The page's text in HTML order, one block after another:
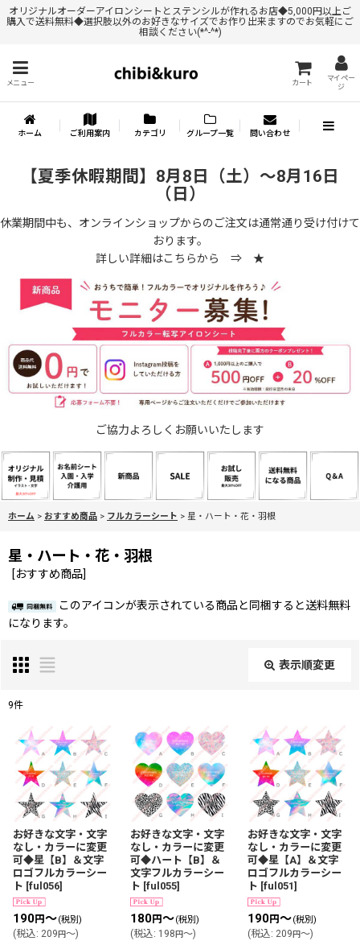
オリジナルオーダーアイロンシートとステンシルが作れるお店◆5,000円以上ご
購入で送料無料◆選択肢以外のお好きなサイズでお作り出来ますのでお気軽にご
相談ください(*^-^*)
メニュー カート
マイペー
ジ
ホーム ご利用案内 カテゴリ グループ一覧 問い合わせ
【夏季休暇期間】8月8日（土）～8月16日
（日）
休業期間中も、オンラインショップからのご注文は通常通り受け付けて
おります。
詳しい詳細はこちらから ⇒ ★
ご協力よろしくお願いいたします
ホーム > おすすめ商品 > フルカラーシート > 星・ハート・花・羽根
星・ハート・花・羽根
[おすすめ商品]
このアイコンが表示されている商品と同梱すると送料無料
になります。
表示順変更
表示数
並び順:
絞り込む
9件
お好きな文字・文字
なし・カラーに変更
可◆星【B】＆文字
ロゴフルカラーシー
ト [ful056]
190円～(税別)
(税込: 209 円～)
お好きな文字・文字
なし・カラーに変更
可◆ハート【B】＆
文字フルカラーシー
ト [ful055]
180円～(税別)
(税込: 198 円～)
お好きな文字・文字
なし・カラーに変更
可◆星【A】＆文字
ロゴフルカラーシー
ト [ful051]
190円～(税別)
(税込: 209 円～)